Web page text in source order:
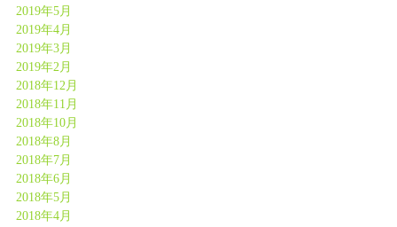
2019年5月
2019年4月
2019年3月
2019年2月
2018年12月
2018年11月
2018年10月
2018年8月
2018年7月
2018年6月
2018年5月
2018年4月